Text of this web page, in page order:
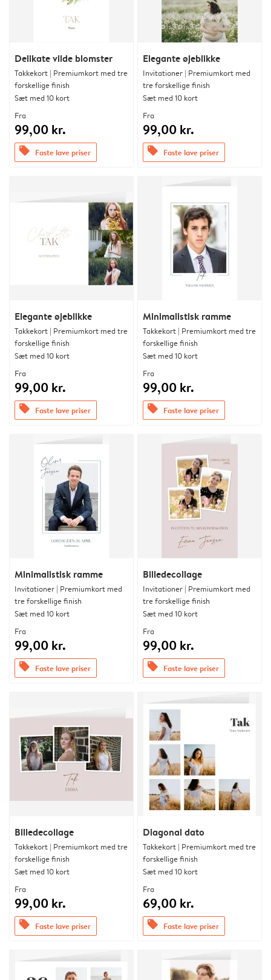
Delikate vilde blomster
Takkekort | Premiumkort med tre
forskellige finish
Sæt med 10 kort
Fra
99,00 kr.
offers Faste lave priser
Elegante øjeblikke
Invitationer | Premiumkort med
tre forskellige finish
Sæt med 10 kort
Fra
99,00 kr.
offers Faste lave priser
Elegante øjeblikke
Takkekort | Premiumkort med tre
forskellige finish
Sæt med 10 kort
Fra
99,00 kr.
offers Faste lave priser
Minimalistisk ramme
Takkekort | Premiumkort med tre
forskellige finish
Sæt med 10 kort
Fra
99,00 kr.
offers Faste lave priser
Minimalistisk ramme
Invitationer | Premiumkort med
tre forskellige finish
Sæt med 10 kort
Fra
99,00 kr.
offers Faste lave priser
Billedecollage
Invitationer | Premiumkort med
tre forskellige finish
Sæt med 10 kort
Fra
99,00 kr.
offers Faste lave priser
Billedecollage
Takkekort | Premiumkort med tre
forskellige finish
Sæt med 10 kort
Fra
99,00 kr.
offers Faste lave priser
Diagonal dato
Takkekort | Premiumkort med tre
forskellige finish
Sæt med 10 kort
Fra
69,00 kr.
offers Faste lave priser